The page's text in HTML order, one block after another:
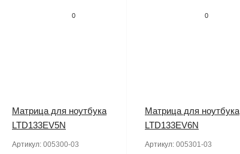
0
Матрица для ноутбука
LTD133EV5N
Артикул: 005300-03
0
Матрица для ноутбука
LTD133EV6N
Артикул: 005301-03